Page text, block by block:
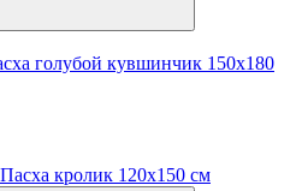
голубой кувшинчик 150х180